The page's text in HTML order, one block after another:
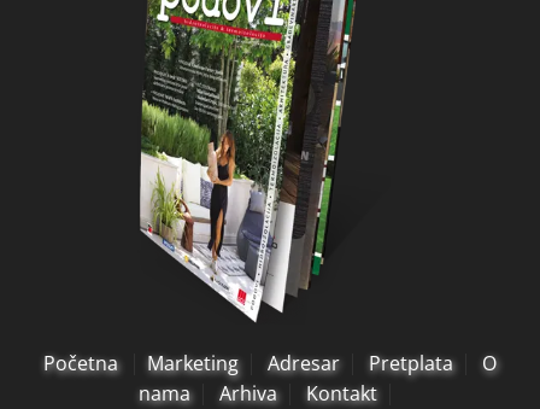
Početna Marketing Adresar Pretplata
O
nama
Arhiva Kontakt